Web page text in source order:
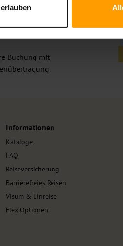
Buchung mit
Informationen
Kataloge
FAQ
Reiseversicherung
Barrierefreies Reisen
Visum & Einreise
Flex Optionen